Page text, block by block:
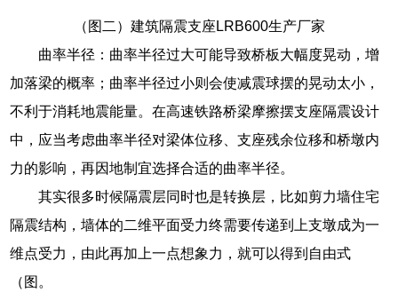
（图二）建筑隔震支座LRB600生产厂家
曲率半径：曲率半径过大可能导致桥板大幅度晃动，增
加落梁的概率；曲率半径过小则会使减震球摆的晃动太小，
不利于消耗地震能量。在高速铁路桥梁摩擦摆支座隔震设计
中，应当考虑曲率半径对梁体位移、支座残余位移和桥墩内
力的影响，再因地制宜选择合适的曲率半径。
其实很多时候隔震层同时也是转换层，比如剪力墙住宅
隔震结构，墙体的二维平面受力终需要传递到上支墩成为一
维点受力，由此再加上一点想象力，就可以得到自由式
（图。